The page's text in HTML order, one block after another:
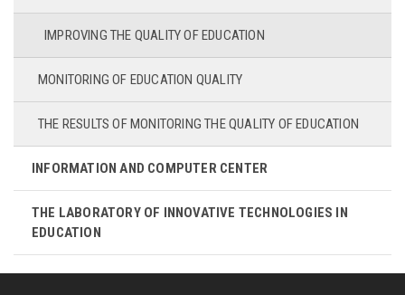
IMPROVING THE QUALITY OF EDUCATION
MONITORING OF EDUCATION QUALITY
THE RESULTS OF MONITORING THE QUALITY OF EDUCATION
INFORMATION AND COMPUTER CENTER
THE LABORATORY OF INNOVATIVE TECHNOLOGIES IN
EDUCATION